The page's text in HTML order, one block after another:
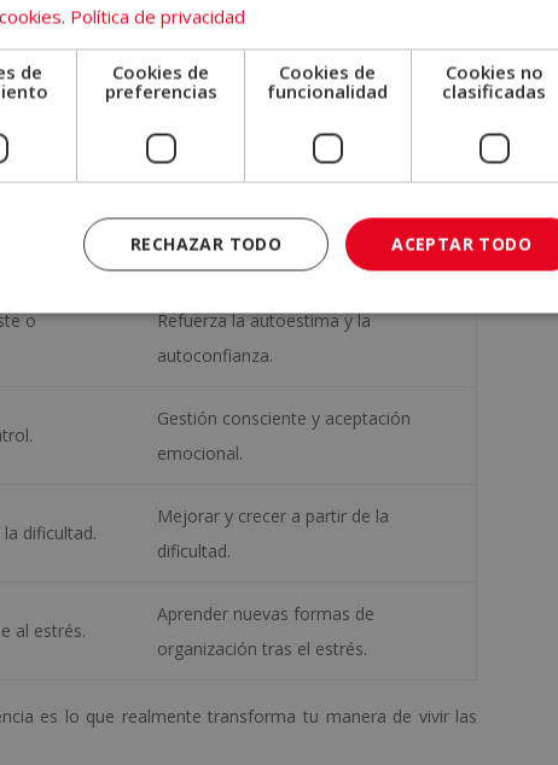
firme. Aprender, transformarse y evolucionar.
la presión.
aprendizaje vital.
Lo acepta y lo utiliza como
oportunidad.
o
Refuerza la autoestima y la
autoconfianza.
Gestión consciente y aceptación
emocional.
dificultad.
Mejorar y crecer a partir de la
dificultad.
al estrés.
Aprender nuevas formas de
organización tras el estrés.
es lo que realmente transforma tu manera de vivir las
. Política de privacidad
de
Cookies de
preferencias
Cookies de
funcionalidad
Cookies no
clasificadas
ACEPTAR TODO
RECHAZAR TODO